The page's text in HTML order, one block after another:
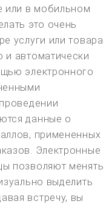
или в мобильном
это очень
услуги или товара
и автоматически
электронного
данные о
примененных
Электронные
позволяют менять
выделить
встречу, вы